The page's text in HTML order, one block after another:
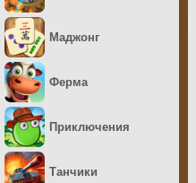
Маджонг
Ферма
Приключения
Танчики